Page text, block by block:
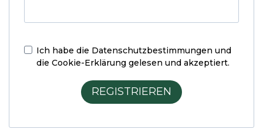
Ich habe die Datenschutzbestimmungen und
die Cookie-Erklärung gelesen und akzeptiert.
REGISTRIEREN